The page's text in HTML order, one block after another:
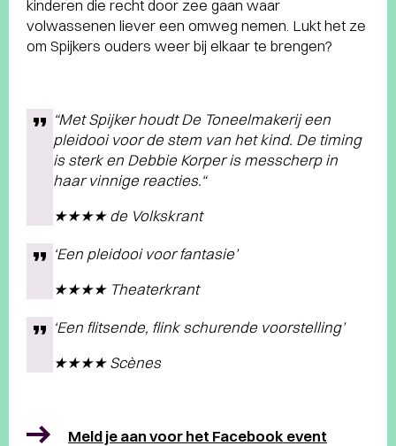
kinderen die recht door zee gaan waar
volwassenen liever een omweg nemen. Lukt het ze
om Spijkers ouders weer bij elkaar te brengen?
“Met Spijker houdt De Toneelmakerij een
pleidooi voor de stem van het kind. De timing
is sterk en Debbie Korper is messcherp in
haar vinnige reacties.“
★★★★ de Volkskrant
‘Een pleidooi voor fantasie’
★★★★ Theaterkrant
‘Een flitsende, flink schurende voorstelling’
★★★★ Scènes
Meld je aan voor het Facebook event